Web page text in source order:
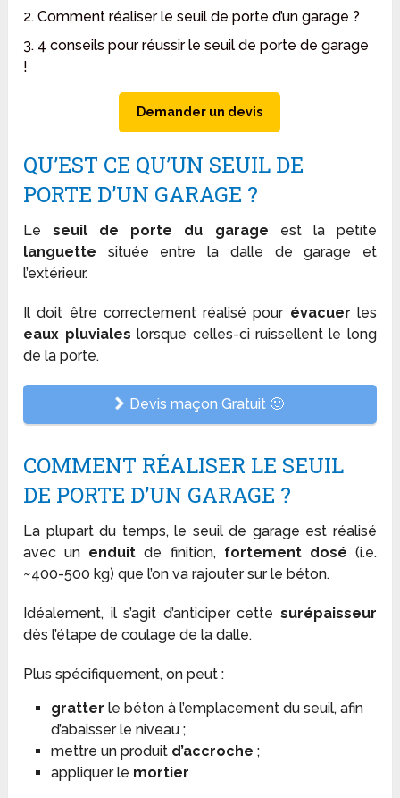
2. Comment réaliser le seuil de porte d’un garage ?
3. 4 conseils pour réussir le seuil de porte de garage
!
Demander un devis
QU’EST CE QU’UN SEUIL DE
PORTE D’UN GARAGE ?
Leseuil de porte du garage est la petite
languette située entre la dalle de garage et
l’extérieur.
Il doit être correctement réalisé pour évacuer les
eaux pluviales lorsque celles-ci ruissellent le long
de la porte.
Devis maçon Gratuit 🙂
COMMENT RÉALISER LE SEUIL
DE PORTE D’UN GARAGE ?
La plupart du temps, le seuil de garage est réalisé
avec un enduit de finition, fortement dosé (i.e.
~400-500 kg) que l’on va rajouter sur le béton.
Idéalement, il s’agit d’anticiper cette surépaisseur
dès l’étape de coulage de la dalle.
Plus spécifiquement, on peut :
gratter le béton à l’emplacement du seuil, afin
d’abaisser le niveau ;
mettre un produit d’accroche ;
appliquer le mortier